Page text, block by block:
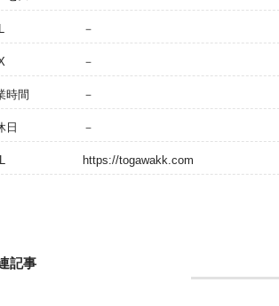
－
－
時間 －
日 －
https://togawakk.com
記事